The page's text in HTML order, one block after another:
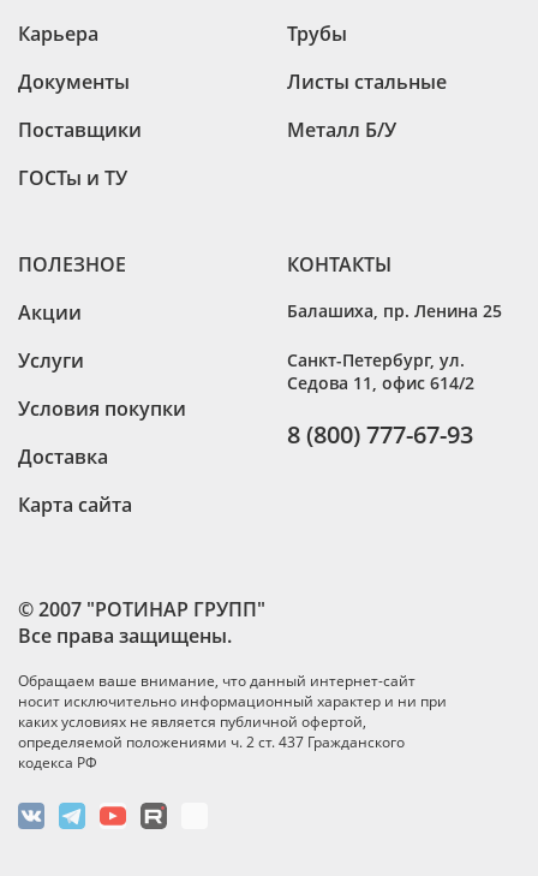
© 2007 "РОТИНАР ГРУПП"
Все права защищены.
Обращаем ваше внимание, что данный интернет-сайт
носит исключительно информационный характер и ни при
каких условиях не является публичной офертой,
определяемой положениями ч. 2 ст. 437 Гражданского
кодекса РФ
Карьера
Документы
Поставщики
ГОСТы и ТУ
Трубы
Листы стальные
Металл Б/У
ПОЛЕЗНОЕ
Акции
Услуги
Условия покупки
Доставка
Карта сайта
КОНТАКТЫ
Балашиха пр. Ленина 25
Санкт-Петербург, ул.
Седова 11, офис 614/2
8 (800) 777-67-93